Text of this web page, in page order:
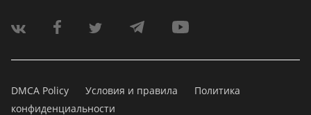
DMCA Policy Условия и правила
Политика
конфиденциальности